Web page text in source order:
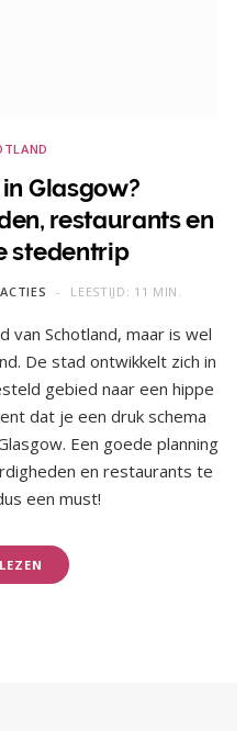
Glasgow?
restaurants en
stedentrip
LEESTIJD: 11 MIN.
van Schotland, maar is wel
De stad ontwikkelt zich in
gebied naar een hippe
dat je een druk schema
Een goede planning
en restaurants te
een must!